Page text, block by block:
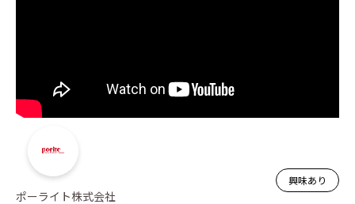
興味あり
ポーライト株式会社